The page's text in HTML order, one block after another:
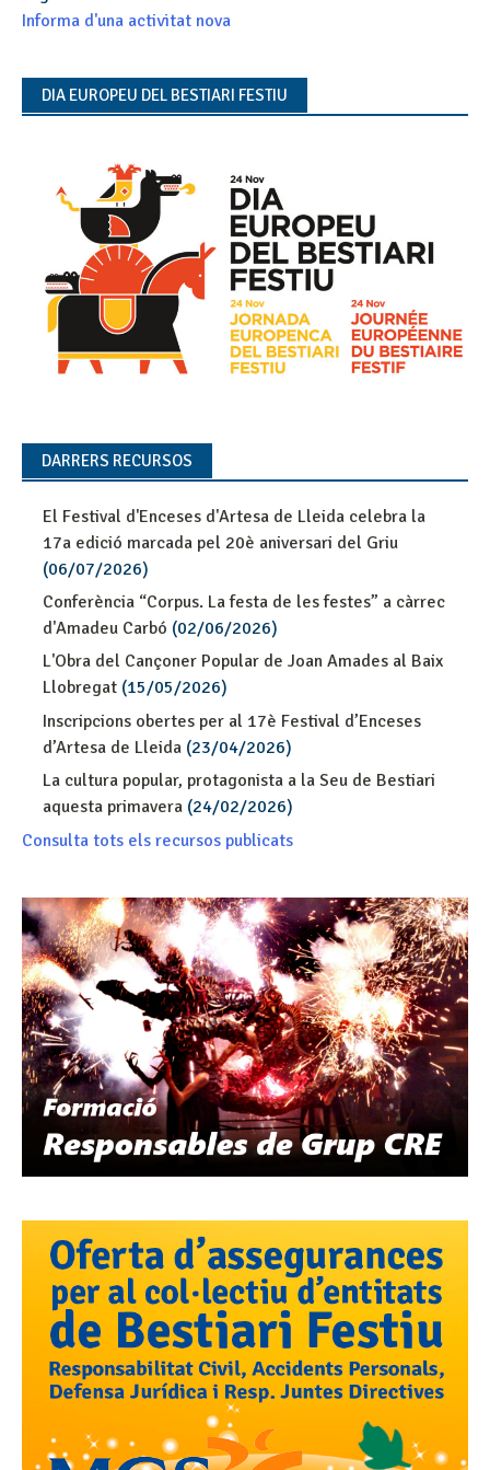
Informa d'una activitat nova
DIA EUROPEU DEL BESTIARI FESTIU
DARRERS RECURSOS
El Festival d'Enceses d'Artesa de Lleida celebra la
17a edició marcada pel 20è aniversari del Griu
(06/07/2026)
Conferència “Corpus. La festa de les festes” a càrrec
d'Amadeu Carbó (02/06/2026)
L'Obra del Cançoner Popular de Joan Amades al Baix
Llobregat (15/05/2026)
Inscripcions obertes per al 17è Festival d’Enceses
d’Artesa de Lleida (23/04/2026)
La cultura popular, protagonista a la Seu de Bestiari
aquesta primavera (24/02/2026)
Consulta tots els recursos publicats